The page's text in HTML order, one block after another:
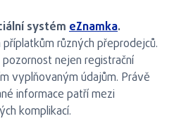
systém eZnamka.
různých přeprodejců.
nejen registrační
vyplňovaným údajům. Právě
informace patří mezi
komplikací.